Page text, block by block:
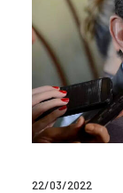
22/03/2022